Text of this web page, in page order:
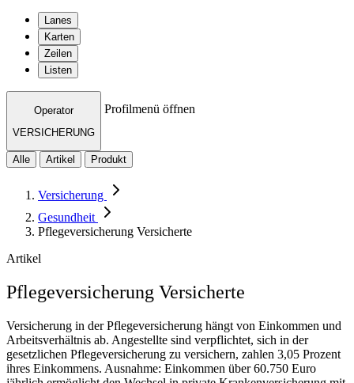
Lanes
Karten
Zeilen
Listen
Operator
VERSICHERUNG
Profilmenü öffnen
Alle Artikel Produkt
Versicherung
Gesundheit
Pflegeversicherung Versicherte
Artikel
Pflegeversicherung Versicherte
Versicherung in der Pflegeversicherung hängt von Einkommen und
Arbeitsverhältnis ab. Angestellte sind verpflichtet, sich in der
gesetzlichen Pflegeversicherung zu versichern, zahlen 3,05 Prozent
ihres Einkommens. Ausnahme: Einkommen über 60.750 Euro